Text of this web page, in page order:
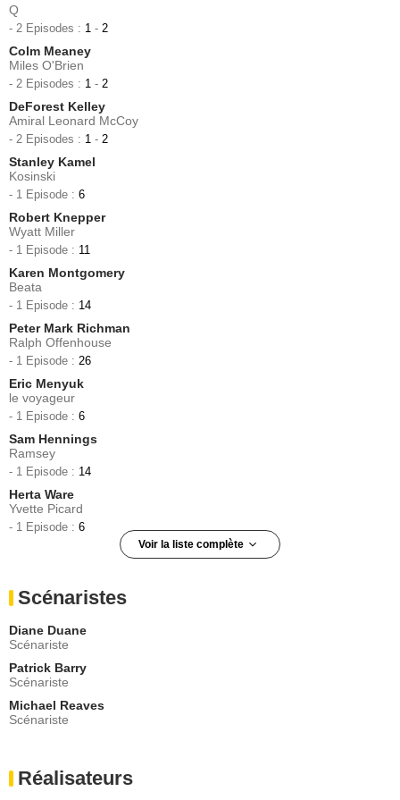
Q
- 2 Episodes : 1 - 2
Colm Meaney
Miles O'Brien
- 2 Episodes : 1 - 2
DeForest Kelley
Amiral Leonard McCoy
- 2 Episodes : 1 - 2
Stanley Kamel
Kosinski
- 1 Episode : 6
Robert Knepper
Wyatt Miller
- 1 Episode : 11
Karen Montgomery
Beata
- 1 Episode : 14
Peter Mark Richman
Ralph Offenhouse
- 1 Episode : 26
Eric Menyuk
le voyageur
- 1 Episode : 6
Sam Hennings
Ramsey
- 1 Episode : 14
Herta Ware
Yvette Picard
- 1 Episode : 6
Voir la liste complète
- 1 Episode :14
Argyle
- 1 Episode :
Molly Price
- 1 Episode :
Scénaristes
Diane Duane
Scénariste
Patrick Barry
Scénariste
Michael Reaves
Scénariste
Réalisateurs